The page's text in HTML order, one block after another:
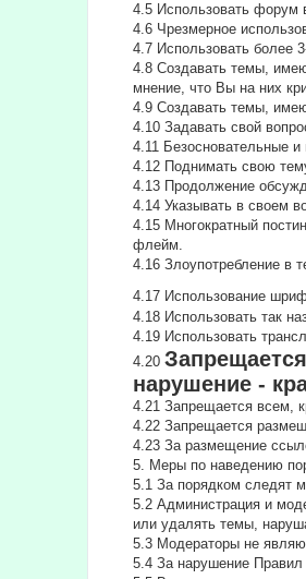
4.5 Использовать форум
4.6 Чрезмерное
4.7 Использовать более
4.8 Создавать темы,
мнение, что Вы на них
4.9 Создавать темы,
4.10 Задавать свой
4.11 Безосновательные
4.12 Поднимать свою
4.13 Продолжение
4.14 Указывать в своем
4.15 Многократный
флейм.
4.16 Злоупотребление в
4.17 Использование
4.18 Использовать так
4.19 Использовать
4.20
нарушение -
4.21 Запрещается всем,
4.22 Запрещается
4.23 За размещение
5. Меры по наведению
5.1 За порядком следят
5.2 Администрация и
или удалять темы,
5.3 Модераторы не
5.4 За нарушение